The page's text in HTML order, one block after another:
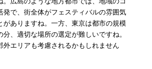
発で、街全体がフェスティバルの雰囲気
がありますね。一方、東京は都市の規模
、適切な場所の選定が難しいですね。
外エリアも考慮されるかもしれません